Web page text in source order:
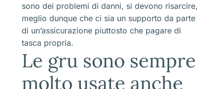
sono dei problemi di danni, si devono risarcire,
meglio dunque che ci sia un supporto da parte
di un’assicurazione piuttosto che pagare di
tasca propria.
Le gru sono sempre
molto usate anche